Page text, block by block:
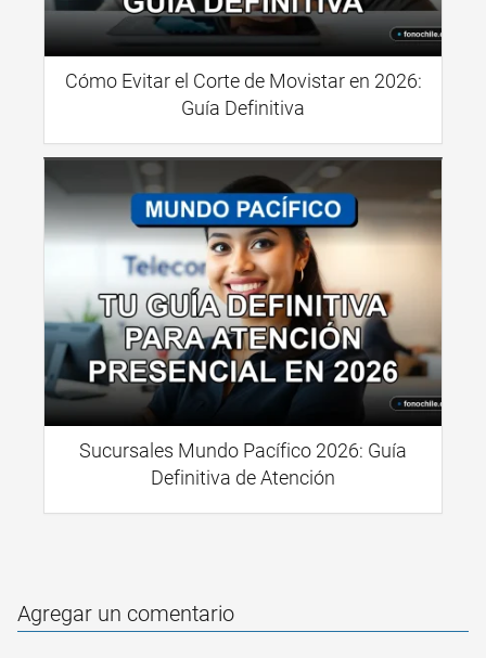
Cómo Evitar el Corte de Movistar en 2026:
Guía Definitiva
Sucursales Mundo Pacífico 2026: Guía
Definitiva de Atención
Agregar un comentario